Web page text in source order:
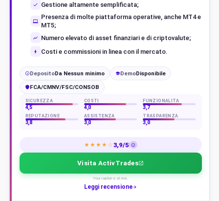
Gestione altamente semplificata;
Presenza di molte piattaforma operative, anche MT4 e
MT5;
Numero elevato di asset finanziari e di criptovalute;
Costi e commissioni in linea con il mercato.
€ DepositoDa Nessun minimo DemoDisponibile
FCA/CMNV/FSC/CONSOB
SICUREZZA
4,5
COSTI
4,0
FUNZIONALITÀ
3,7
REPUTAZIONE
3,8
ASSISTENZA
3,0
TRASPARENZA
3,0
★★★★☆3,9/5
Visita ActivTrades
Your capital is at risk.
Leggi recensione